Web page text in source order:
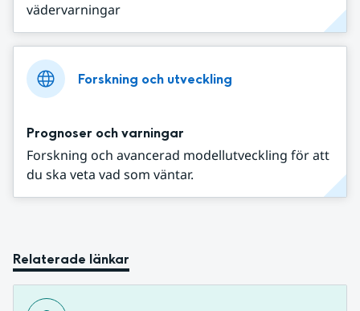
vädervarningar
Forskning och utveckling
Prognoser och varningar
Forskning och avancerad modellutveckling för att
du ska veta vad som väntar.
Relaterade länkar